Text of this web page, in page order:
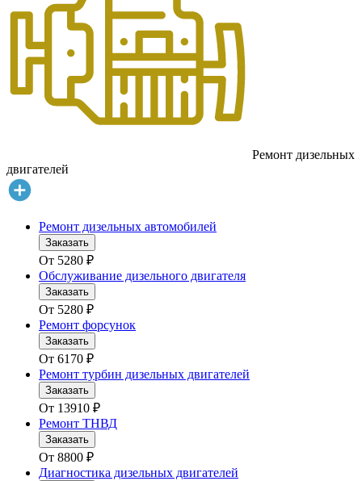
Ремонт дизельных
двигателей
Ремонт дизельных автомобилей
Заказать
От 5280 ₽
Обслуживание дизельного двигателя
Заказать
От 5280 ₽
Ремонт форсунок
Заказать
От 6170 ₽
Ремонт турбин дизельных двигателей
Заказать
От 13910 ₽
Ремонт ТНВД
Заказать
От 8800 ₽
Диагностика дизельных двигателей